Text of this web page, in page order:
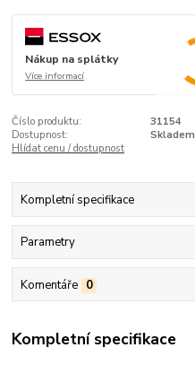
Nákup na splátky
Více informací
Číslo produktu:
31154
Dostupnost:
Skladem
Hlídat cenu / dostupnost
Kompletní specifikace
Parametry
Komentáře 0
Kompletní specifikace